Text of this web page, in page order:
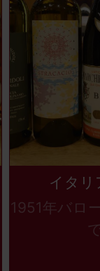
イタリ
1951年バロ